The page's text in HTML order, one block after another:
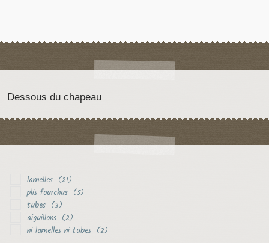
Dessous du chapeau
lamelles (21)
plis fourchus (5)
tubes (3)
aiguillons (2)
ni lamelles ni tubes (2)